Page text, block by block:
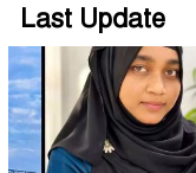
Last Update